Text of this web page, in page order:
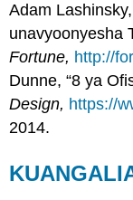
Adam
unavyoonyesha
Fortune, http://
Dunne, “8 ya
Design, https://
2014.